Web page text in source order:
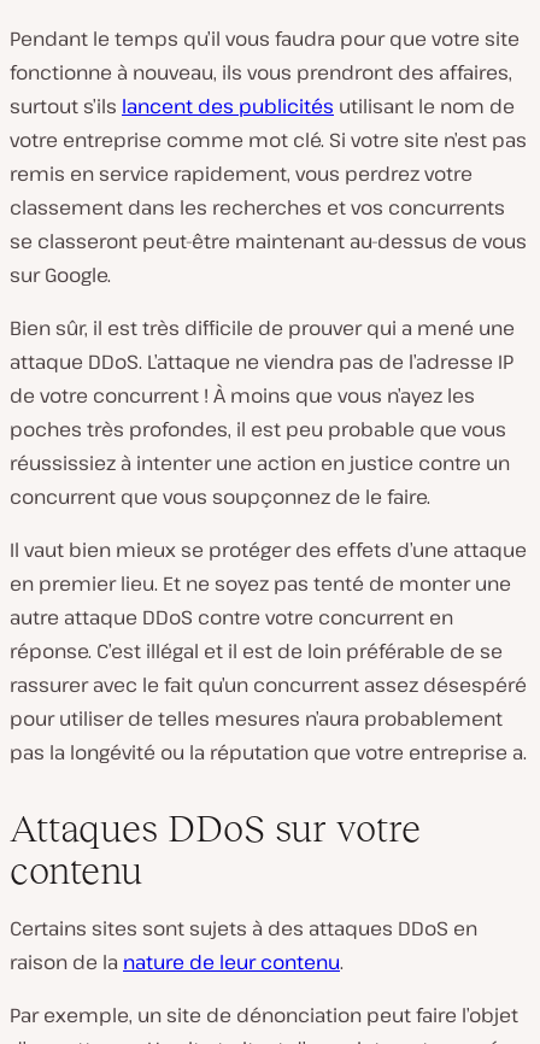
Pendant le temps qu’il vous faudra pour que votre site
fonctionne à nouveau, ils vous prendront des affaires,
surtout s’ils lancent des publicités utilisant le nom de
votre entreprise comme mot clé. Si votre site n’est pas
remis en service rapidement, vous perdrez votre
classement dans les recherches et vos concurrents
se classeront peut-être maintenant au-dessus de vous
sur Google.
Bien sûr, il est très difficile de prouver qui a mené une
attaque DDoS. L’attaque ne viendra pas de l’adresse IP
de votre concurrent ! À moins que vous n’ayez les
poches très profondes, il est peu probable que vous
réussissiez à intenter une action en justice contre un
concurrent que vous soupçonnez de le faire.
Il vaut bien mieux se protéger des effets d’une attaque
en premier lieu. Et ne soyez pas tenté de monter une
autre attaque DDoS contre votre concurrent en
réponse. C’est illégal et il est de loin préférable de se
rassurer avec le fait qu’un concurrent assez désespéré
pour utiliser de telles mesures n’aura probablement
pas la longévité ou la réputation que votre entreprise a.
Attaques DDoS sur votre
contenu
Certains sites sont sujets à des attaques DDoS en
raison de la nature de leur contenu.
Par exemple, un site de dénonciation peut faire l’objet